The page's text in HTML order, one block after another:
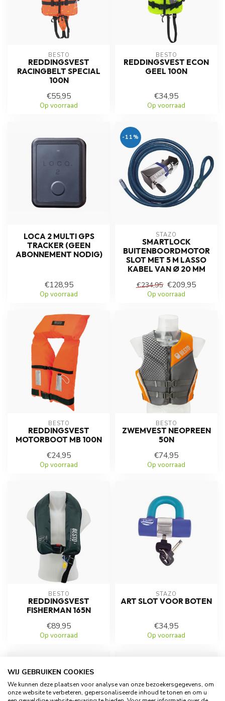
BESTO
REDDINGSVEST
RACINGBELT SPECIAL
100N
€55,95
Op voorraad
BESTO
REDDINGSVEST ECON
GEEL 100N
€34,95
Op voorraad
LOCA 2 MULTI GPS
TRACKER (GEEN
ABONNEMENT NODIG)
€128,95
Op voorraad
-11%
STAZO
SMARTLOCK
BUITENBOORDMOTOR
SLOT MET 5 M LASSO
KABEL VAN Ø 20 MM
€234,95 €209,95
Op voorraad
BESTO
REDDINGSVEST
MOTORBOOT MB 100N
€24,95
Op voorraad
BESTO
ZWEMVEST NEOPREEN
50N
€74,95
Op voorraad
BESTO
REDDINGSVEST
FISHERMAN 165N
€89,95
Op voorraad
STAZO
ART SLOT VOOR BOTEN
€34,95
Op voorraad
WIJ GEBRUIKEN COOKIES
We kunnen deze plaatsen voor analyse van onze bezoekersgegevens, om
onze website te verbeteren, gepersonaliseerde inhoud te tonen en om u